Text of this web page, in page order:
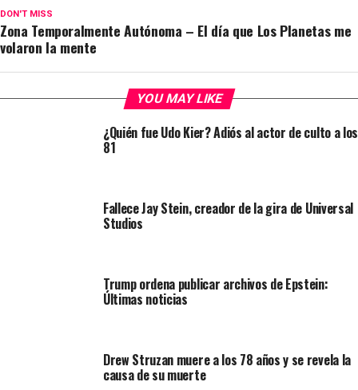
DON'T MISS
Zona Temporalmente Autónoma – El día que Los Planetas me
volaron la mente
YOU MAY LIKE
¿Quién fue Udo Kier? Adiós al actor de culto a los
81
Fallece Jay Stein, creador de la gira de Universal
Studios
Trump ordena publicar archivos de Epstein:
Últimas noticias
Drew Struzan muere a los 78 años y se revela la
causa de su muerte